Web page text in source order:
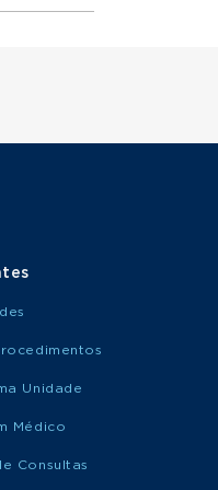
Unidade
Médico
Consultas